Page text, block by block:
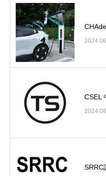
CSEL
SRRC